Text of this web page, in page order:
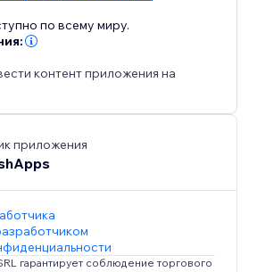
по всему миру.
контент приложения на
приложения
гарантирует соблюдение торгового